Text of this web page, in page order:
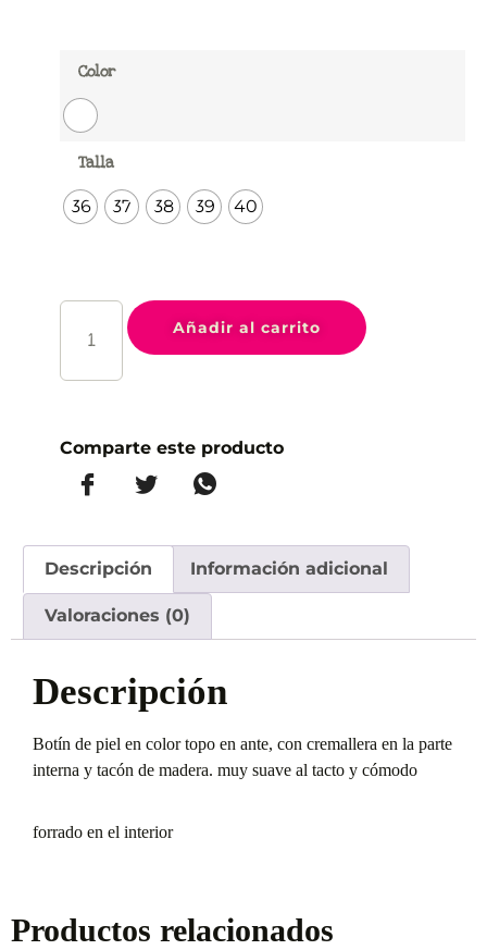
Color
Talla
36 37 38 39 40
Añadir al carrito
Comparte este producto
Descripción Información adicional
Valoraciones (0)
Descripción
Botín de piel en color topo en ante, con cremallera en la parte
interna y tacón de madera. muy suave al tacto y cómodo
forrado en el interior
Productos relacionados